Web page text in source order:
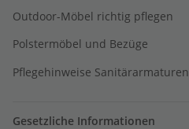
Outdoor-Möbel richtig pflegen
Polstermöbel und Bezüge
Pflegehinweise Sanitärarmaturen
Gesetzliche Informationen